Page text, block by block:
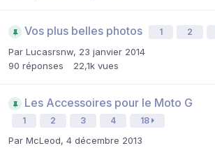
Vos plus belles photos 1 2
Par Lucasrsnw, 23 janvier 2014
90 réponses 22,1k vues
Les Accessoires pour le Moto G
1 2 3 4 18
Par McLeod, 4 décembre 2013